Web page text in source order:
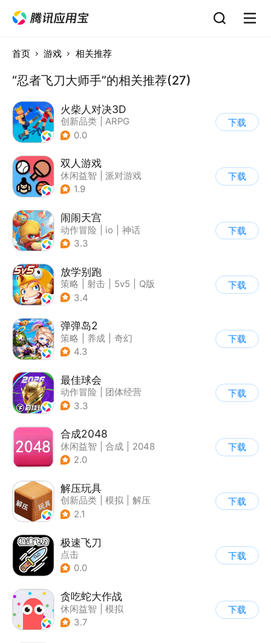
首页 游戏 相关推荐
“忍者飞刀大师手”的相关推荐(27)
火柴人对决3D
创新品类
ARPG
| 冒险
0.0
下载
双人游戏
休闲益智
派对游戏
1.9
下载
闹闹天宫
动作冒险 io
神话
| 中国风
3.3
下载
放学别跑
策略 射击 5v5
Q版
3.4
下载
弹弹岛2
策略 养成
奇幻
| Q版
4.3
下载
最佳球会
动作冒险
团体经营
| 足球
3.3
下载
合成2048
休闲益智 合成
2048
2.0
下载
解压玩具
创新品类 模拟
解压
| 卡通
2.1
下载
极速飞刀
点击
0.0
下载
贪吃蛇大作战
休闲益智
模拟
| 贪吃蛇
3.7
下载